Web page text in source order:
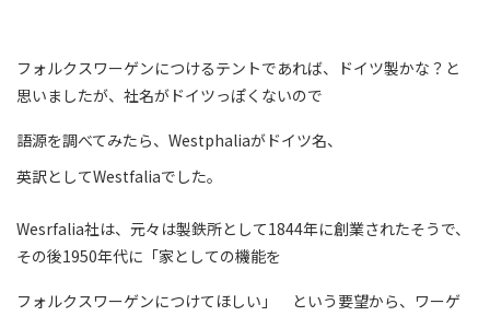
フォルクスワーゲンにつけるテントであれば、ドイツ製かな？と
思いましたが、社名がドイツっぽくないので
語源を調べてみたら、Westphaliaがドイツ名、
英訳としてWestfaliaでした。
Wesrfalia社は、元々は製鉄所として1844年に創業されたそうで、
その後1950年代に「家としての機能を
フォルクスワーゲンにつけてほしい」 という要望から、ワーゲ